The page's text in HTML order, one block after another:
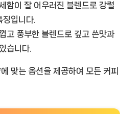
함이 잘 어우러진 블렌드로 강렬
입니다.
고 풍부한 블렌드로 깊고 쓴맛과
습니다.
맞는 옵션을 제공하여 모든 커피